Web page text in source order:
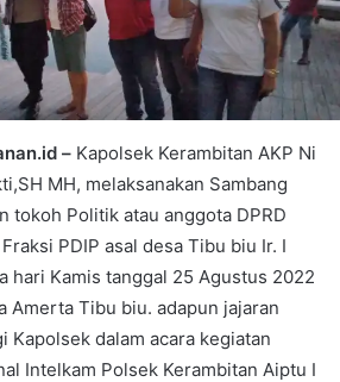
– Kapolsek Kerambitan AKP Ni
MH, melaksanakan Sambang
tokoh Politik atau anggota DPRD
PDIP asal desa Tibu biu Ir. I
hari Kamis tanggal 25 Agustus 2022
Amerta Tibu biu. adapun jajaran
Kapolsek dalam acara kegiatan
Intelkam Polsek Kerambitan Aiptu I